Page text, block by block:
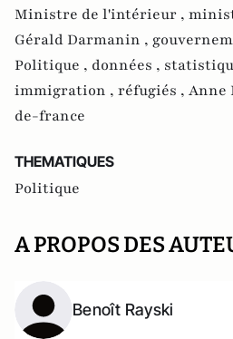
Ministre de l'intérieur ,
Gérald Darmanin ,
Politique , données ,
immigration , réfugiés , Anne
de-france
THEMATIQUES
Politique
A PROPOS DES
Benoît Rayski